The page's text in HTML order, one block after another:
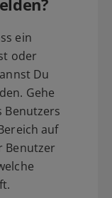
ein
oder
Du
Gehe
Benutzers
auf
Benutzer